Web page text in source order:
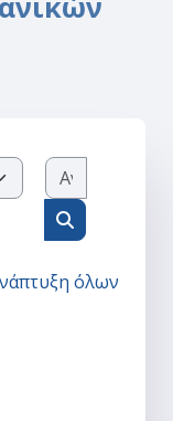
Αναζήτηση
όλων